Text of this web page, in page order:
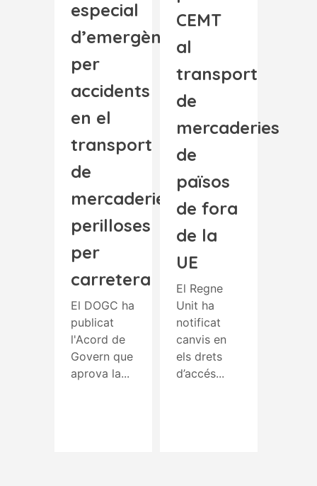
especial
d’emergències
per
accidents
en el
transport
de
mercaderies
perilloses
per
carretera
El DOGC ha
publicat
l'Acord de
Govern que
aprova la...
CEMT
al
transport
de
mercaderies
de
països
de fora
de la
UE
El Regne
Unit ha
notificat
canvis en
els drets
d’accés...